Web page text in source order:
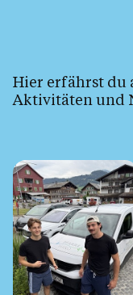
Personen
Kontakt
Hier erfährst du
Aktivitäten und